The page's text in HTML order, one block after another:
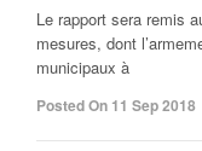
Le rapport sera remis
mesures, dont
municipaux à
Posted On 11 Sep 2018